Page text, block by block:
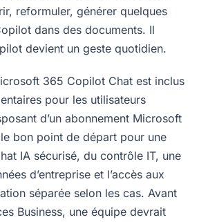
reformuler, générer quelques
dans des documents. Il
devient un geste quotidien.
365 Copilot Chat est inclus
pour les utilisateurs
d’un abonnement Microsoft
bon point de départ pour une
IA sécurisé, du contrôle IT, une
d’entreprise et l’accès aux
séparée selon les cas. Avant
Business, une équipe devrait